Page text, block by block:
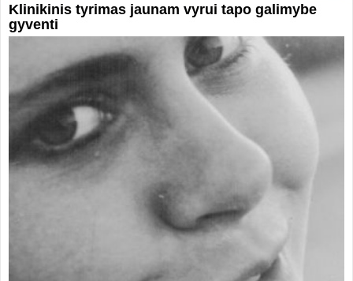
Klinikinis tyrimas jaunam vyrui tapo galimybe
gyventi